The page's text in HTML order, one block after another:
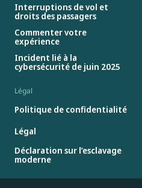
Interruptions de vol et
droits des passagers
Commenter votre
expérience
Incident lié à la
cybersécurité de juin 2025
Légal
Politique de confidentialité
Légal
Déclaration sur l’esclavage
moderne